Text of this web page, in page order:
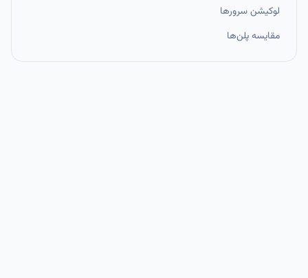
لوکیشن سرورها
مقایسه پلن‌ها